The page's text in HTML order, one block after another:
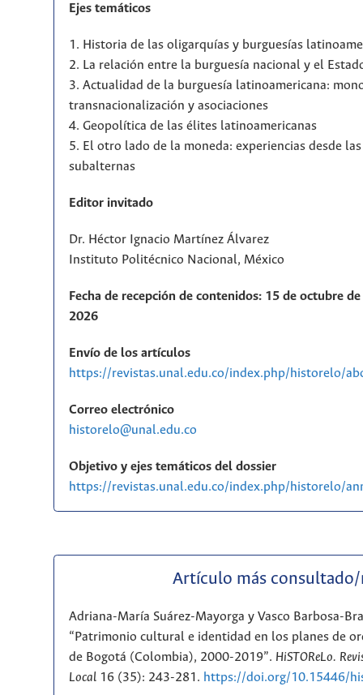
Ejes temáticos
1. Historia de las oligarquías y burguesías
2. La relación entre la burguesía nacional y el
3. Actualidad de la burguesía latinoamericana:
transnacionalización y asociaciones
4. Geopolítica de las élites latinoamericanas
5. El otro lado de la moneda: experiencias desde
subalternas
Editor invitado
Dr. Héctor Ignacio Martínez Álvarez
Instituto Politécnico Nacional, México
Fecha de recepción de contenidos: 15 de octubre
2026
Envío de los artículos
https://revistas.unal.edu.co/index.php/historelo/
Correo electrónico
historelo@unal.edu.co
Objetivo y ejes temáticos del dossier
https://revistas.unal.edu.co/index.php/historelo/
Artículo más consultado/
Adriana-María Suárez-Mayorga y Vasco Barbosa-
“Patrimonio cultural e identidad en los planes de
de Bogotá (Colombia), 2000-2019”. HiSTOReLo.
Local16 (35): 243-281. https://doi.org/10.15446/